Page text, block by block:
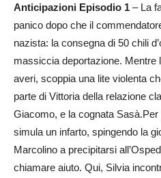
Anticipazioni Episodio 1 – La
panico dopo che il
nazista: la consegna di 50 chili
massiccia deportazione. Mentre
averi, scoppia una lite violenta
parte di Vittoria della relazione
Giacomo, e la cognata
simula un infarto, spingendo la
Marcolino a precipitarsi
chiamare aiuto. Qui, Silvia